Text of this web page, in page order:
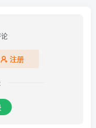
注册